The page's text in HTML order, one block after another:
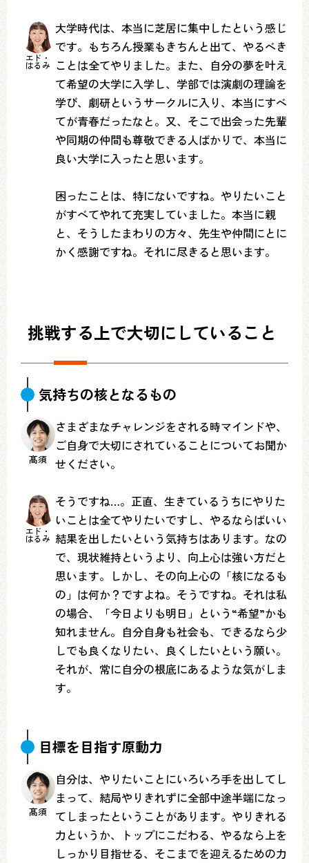
エド・
はるみ
大学時代は、本当に芝居に集中したという感じ
です。もちろん授業もきちんと出て、やるべき
ことは全てやりました。また、自分の夢を叶え
て希望の大学に入学し、学部では演劇の理論を
学び、劇研というサークルに入り、本当にすべ
てが青春だったなと。又、そこで出会った先輩
や同期の仲間も尊敬できる人ばかりで、本当に
良い大学に入ったと思います。
困ったことは、特にないですね。やりたいこと
がすべてやれて充実していました。本当に親
と、そうしたまわりの方々、先生や仲間にとに
かく感謝ですね。それに尽きると思います。
挑戦する上で大切にしていること
気持ちの核となるもの
髙須
さまざまなチャレンジをされる時マインドや、
ご自身で大切にされていることについてお聞か
せください。
エド・
はるみ
そうですね…。正直、生きているうちにやりた
いことは全てやりたいですし、やるならばいい
結果を出したいという気持ちはあります。なの
で、現状維持というより、向上心は強い方だと
思います。しかし、その向上心の「核になるも
の」は何か？ですよね。そうですね。それは私
の場合、「今日よりも明日」という“希望”かも
知れません。自分自身も社会も、できるなら少
しでも良くなりたい、良くしたいという願い。
それが、常に自分の根底にあるような気がしま
す。
目標を目指す原動力
髙須
自分は、やりたいことにいろいろ手を出してし
まって、結局やりきれずに全部中途半端になっ
てしまったということがあります。やりきれる
力というか、トップにこだわる、やるなら上を
しっかり目指せる、そこまでを迎えるための力